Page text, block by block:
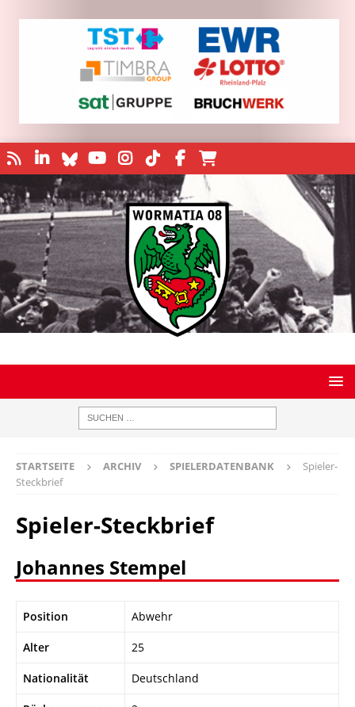
STARTSEITE ARCHIV SPIELERDATENBANK
Spieler-
Steckbrief
Spieler-Steckbrief
Johannes Stempel
Position Abwehr
Alter 25
Nationalität Deutschland